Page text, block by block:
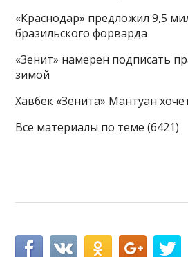
«Краснодар» предложил 9,5
бразильского форварда
«Зенит» намерен подписать
зимой
Хавбек «Зенита» Мантуан
Все материалы по теме (6421)